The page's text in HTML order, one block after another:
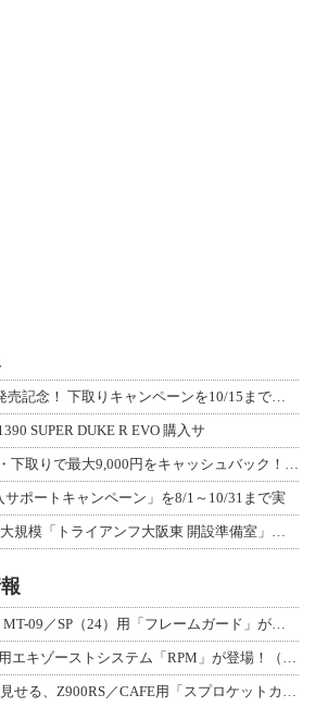
新型「RESO」インカム発売記念！ 下取りキャンペーンを10/15まで延長して開
SUPER DUKE R EVO 購入サ
B+COM 最新モデル購入・下取りで最大9,000円をキャッシュバック！「B+F
サポートキャンペーン」を8/1～10/31まで実
【トライアンフ】関西最大規模「トライアンフ大阪東 開設準備室」がオープン！ 限定
マジカルレーシングから MT-09／SP（24）用「フレームガード」が登場！
RPM から ホンダ GROM用エキゾーストシステム「RPM」が登場！（動画あり
カスタムスプロケットを見せる、Z900RS／CAFE用「スプロケットカバーフルキ